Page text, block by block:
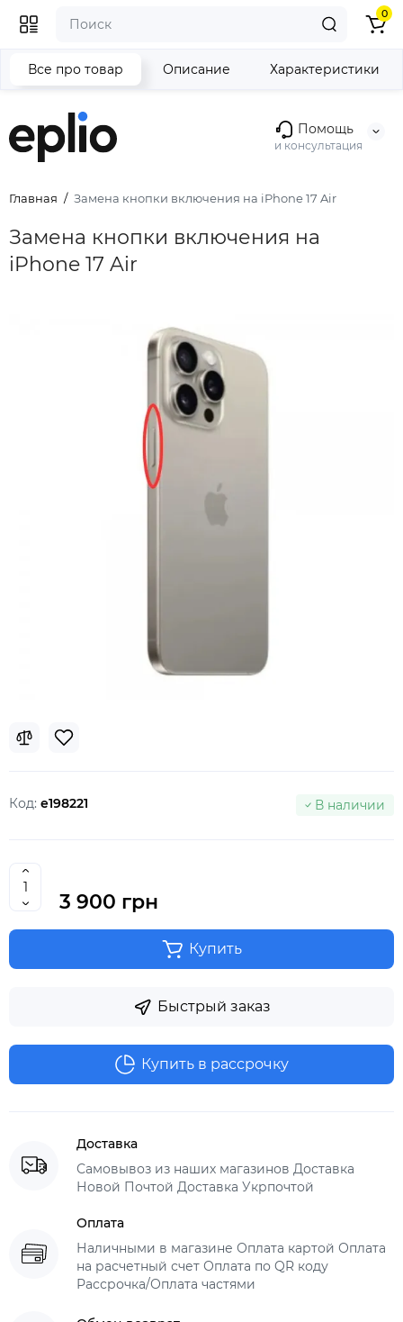
Помощь
и консультация
0
Главная Замена кнопки включения на iPhone 17 Air
Замена кнопки включения на
iPhone 17 Air
Все про товар Описание Характеристики
Код: e198221 В наличии
3 900 грн
Купить
Быстрый заказ
Купить в рассрочку
Доставка
Самовывоз из наших магазинов Доставка
Новой Почтой Доставка Укрпочтой
Оплата
Наличными в магазине Оплата картой Оплата
на расчетный счет Оплата по QR коду
Рассрочка/Оплата частями